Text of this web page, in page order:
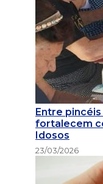
Entre
fortalecem
Idosos
23/03/2026